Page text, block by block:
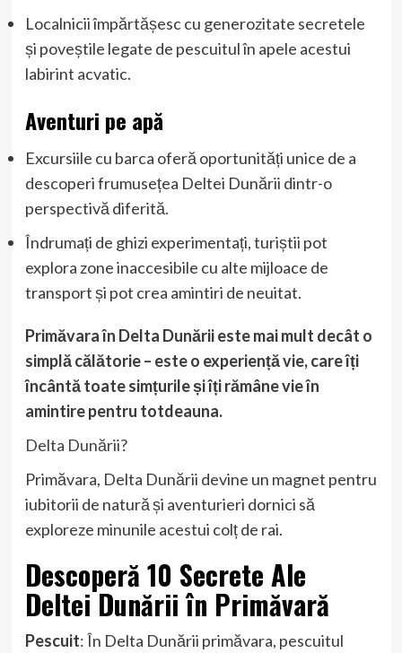
Localnicii împărtășesc cu generozitate secretele
și poveștile legate de pescuitul în apele acestui
labirint acvatic.
Aventuri pe apă
Excursiile cu barca oferă oportunități unice de a
descoperi frumusețea Deltei Dunării dintr-o
perspectivă diferită.
Îndrumați de ghizi experimentați, turiștii pot
explora zone inaccesibile cu alte mijloace de
transport și pot crea amintiri de neuitat.
Primăvara în Delta Dunării este mai mult decât o
simplă călătorie – este o experiență vie, care îți
încântă toate simțurile și îți rămâne vie în
amintire pentru totdeauna.
Delta Dunării?
Primăvara, Delta Dunării devine un magnet pentru
iubitorii de natură și aventurieri dornici să
exploreze minunile acestui colț de rai.
Descoperă 10 Secrete Ale
Deltei Dunării în Primăvară
Pescuit: În Delta Dunării primăvara, pescuitul